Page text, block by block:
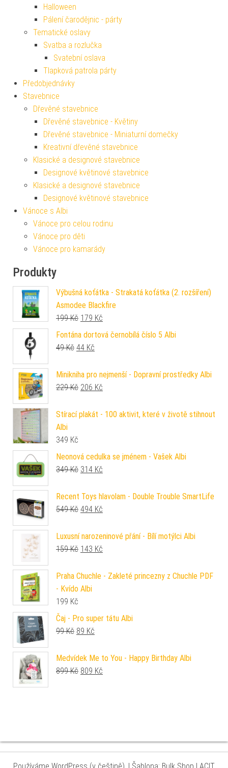
Halloween
Pálení čarodějnic - párty
Tematické oslavy
Svatba a rozlučka
Svatební oslava
Tlapková patrola párty
Předobjednávky
Stavebnice
Dřevěné stavebnice
Dřevěné stavebnice - Květiny
Dřevěné stavebnice - Miniaturní domečky
Kreativní dřevěné stavebnice
Klasické a designové stavebnice
Designové květinové stavebnice
Klasické a designové stavebnice
Designové květinové stavebnice
Vánoce s Albi
Vánoce pro celou rodinu
Vánoce pro děti
Vánoce pro kamarády
Produkty
Výbušná koťátka - Strakatá koťátka (2. rozšíření)
Asmodee Blackfire
199Kč Původní cena byla: 199 Kč.
179 Kč
Fontána dortová černobílá číslo 5 Albi
49Kč Původní cena byla: 49 Kč.
44 Kč
Minikniha pro nejmenší - Dopravní prostředky Albi
229Kč Původní cena byla: 229 Kč.
206 Kč
Stírací plakát - 100 aktivit, které v životě stihnout
Albi
349 Kč
Neonová cedulka se jménem - Vašek Albi
349Kč Původní cena byla: 349 Kč.
314 Kč
Recent Toys hlavolam - Double Trouble SmartLife
549Kč Původní cena byla: 549 Kč.
494 Kč
Luxusní narozeninové přání - Bílí motýlci Albi
159Kč Původní cena byla: 159 Kč.
143 Kč
Praha Chuchle - Zakleté princezny z Chuchle PDF
- Kvído Albi
199 Kč
Čaj - Pro super tátu Albi
99Kč Původní cena byla: 99 Kč.
89 Kč
Medvídek Me to You - Happy Birthday Albi
899Kč Původní cena byla: 899 Kč.
809 Kč